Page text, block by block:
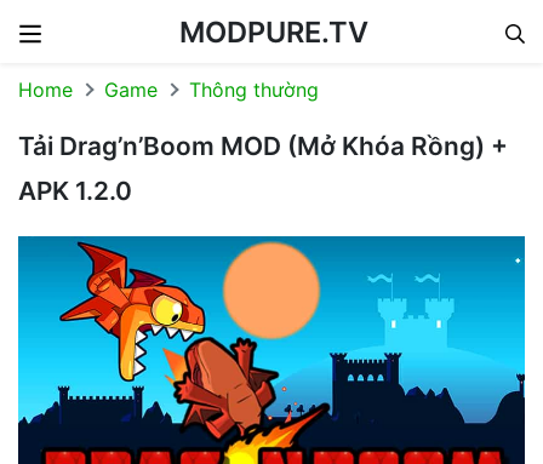
MODPURE.TV
Home Game Thông thường
Tải Drag’n’Boom MOD (Mở Khóa Rồng) +
APK 1.2.0